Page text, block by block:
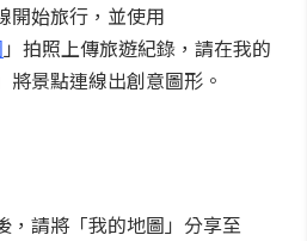
開始旅行，並使用
」拍照上傳旅遊紀錄，請在我的
景點連線出創意圖形。
，請將「我的地圖」分享至